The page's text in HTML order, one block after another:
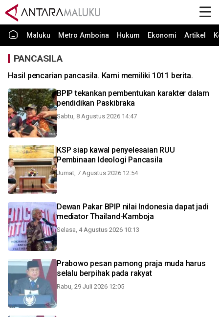
Maluku Metro Amboina Hukum Ekonomi Artikel
PANCASILA
Hasil pencarian pancasila. Kami memiliki 1011 berita.
BPIP tekankan pembentukan karakter dalam
pendidikan Paskibraka
Sabtu, 8 Agustus 2026 14:47
KSP siap kawal penyelesaian RUU
Pembinaan Ideologi Pancasila
Jumat, 7 Agustus 2026 12:54
Dewan Pakar BPIP nilai Indonesia dapat jadi
mediator Thailand-Kamboja
Selasa, 4 Agustus 2026 10:13
Prabowo pesan pamong praja muda harus
selalu berpihak pada rakyat
Rabu, 29 Juli 2026 12:05